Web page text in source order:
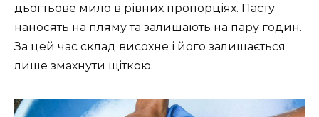
дьогтьове мило в рівних пропорціях. Пасту
наносять на пляму та залишають на пару годин.
За цей час склад висохне і його залишається
лише змахнути щіткою.